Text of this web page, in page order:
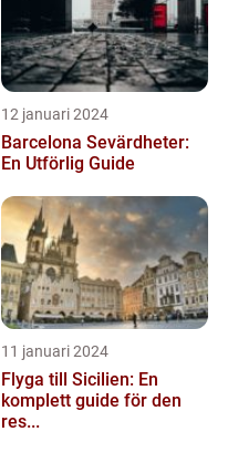
12 januari 2024
Barcelona Sevärdheter:
En Utförlig Guide
11 januari 2024
Flyga till Sicilien: En
komplett guide för den
res...